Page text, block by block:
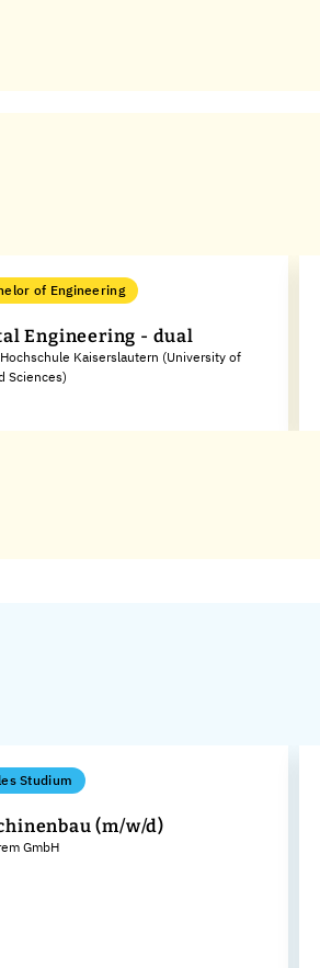
of Engineering
Engineering - dual
Kaiserslautern (University of
Sciences)
Studium
(m/w/d)
GmbH